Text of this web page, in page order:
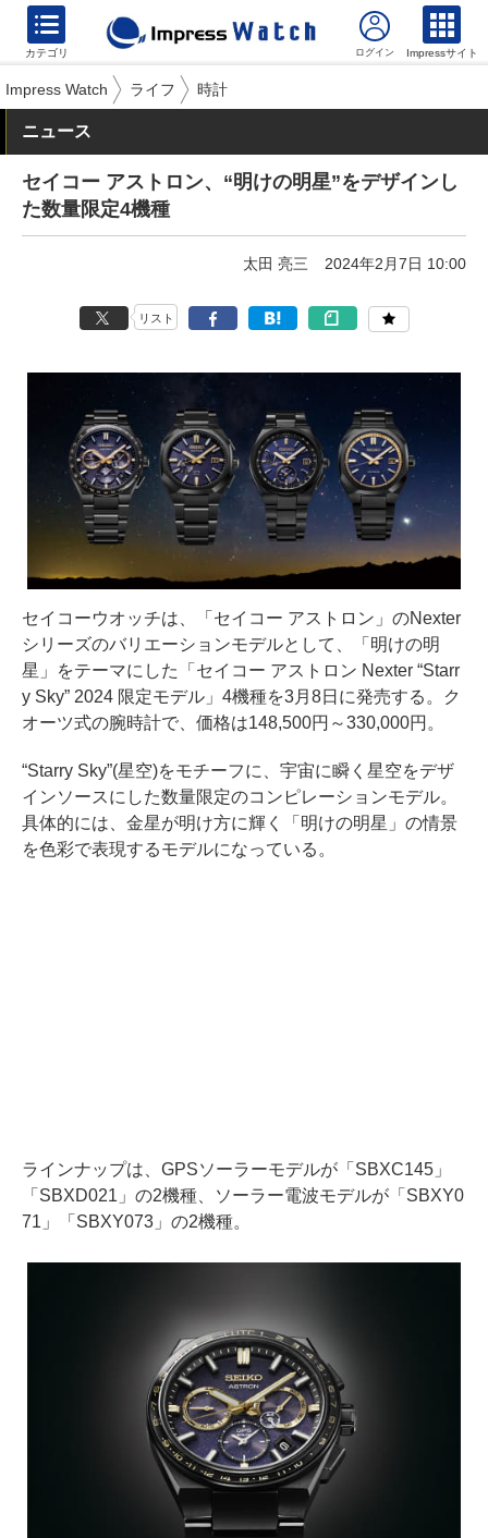
カテゴリ Impressサイト
Impress Watch ライフ 時計
ニュース
セイコー アストロン、“明けの明星”をデザインし
た数量限定4機種
太田 亮三 2024年2月7日 10:00
リスト
セイコーウオッチは、「セイコー アストロン」のNexter
シリーズのバリエーションモデルとして、「明けの明
星」をテーマにした「セイコー アストロン Nexter “Starr
y Sky” 2024 限定モデル」4機種を3月8日に発売する。ク
オーツ式の腕時計で、価格は148,500円～330,000円。
“Starry Sky”(星空)をモチーフに、宇宙に瞬く星空をデザ
インソースにした数量限定のコンピレーションモデル。
具体的には、金星が明け方に輝く「明けの明星」の情景
を色彩で表現するモデルになっている。
ラインナップは、GPSソーラーモデルが「SBXC145」
「SBXD021」の2機種、ソーラー電波モデルが「SBXY0
71」「SBXY073」の2機種。